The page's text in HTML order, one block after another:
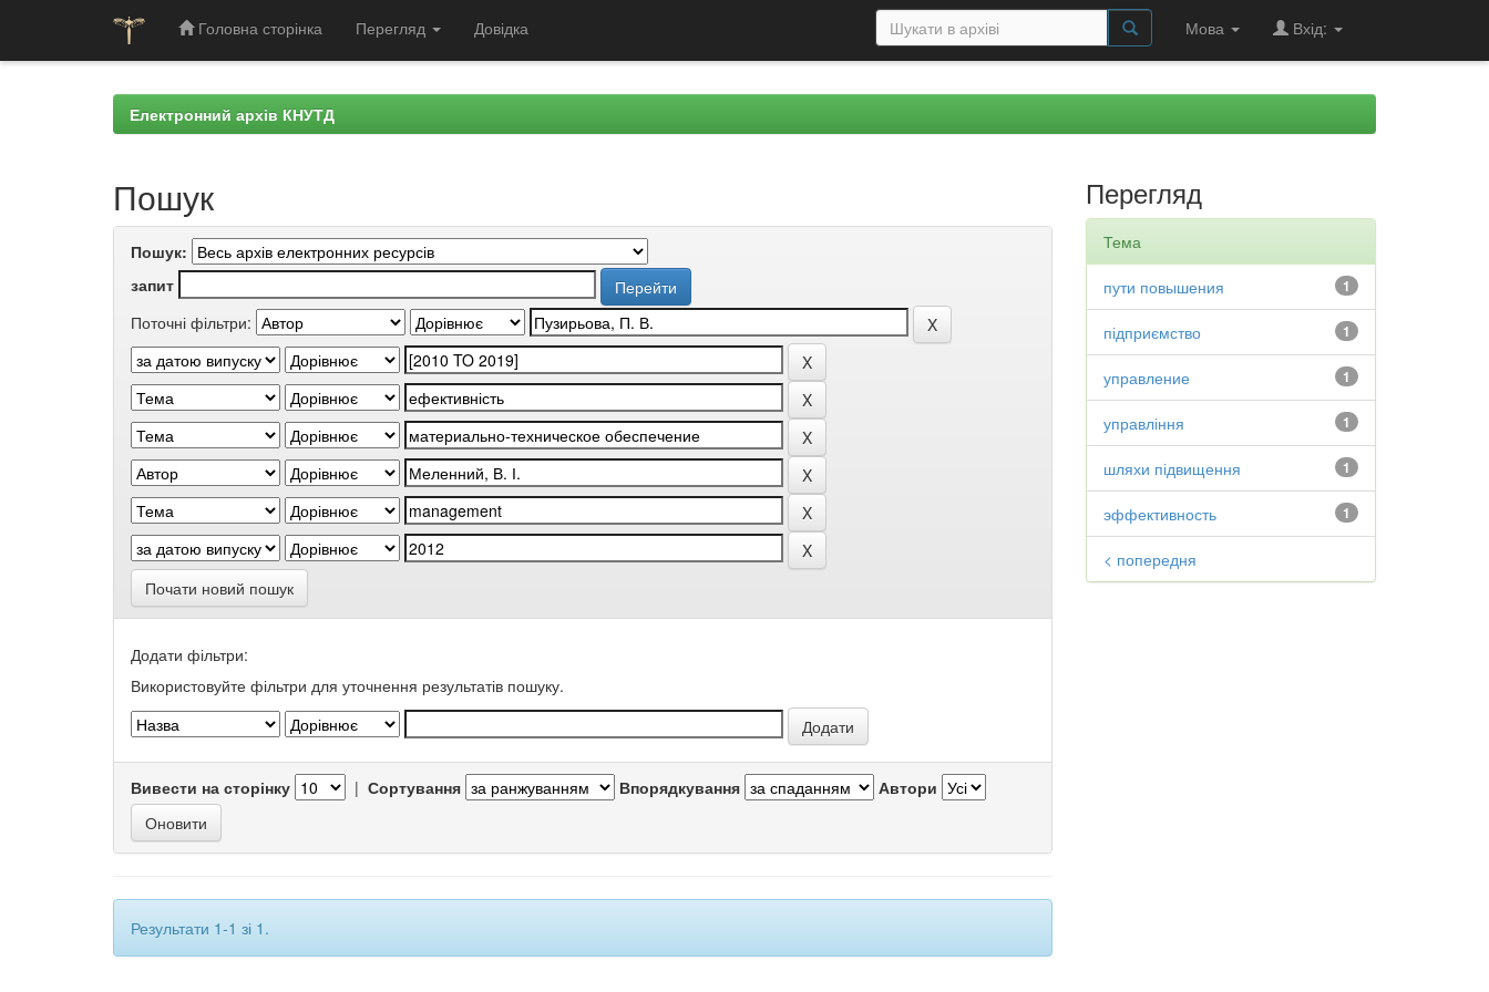
Головна сторінка Перегляд Довідка Мова Вхід:
Електронний архів КНУТД
Пошук
Пошук:
запит
Поточні фільтри:
Почати новий пошук
Додати фільтри:
Використовуйте фільтри для уточнення результатів пошуку.
Вивести на сторінку | Сортування Впорядкування Автори
Результати 1-1 зі 1.
Перегляд
Тема
1
пути повышения
1
підприємство
1
управление
1
управління
1
шляхи підвищення
1
эффективность
< попередня